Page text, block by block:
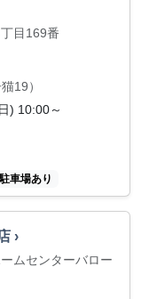
目169番
19）
) 10:00～
車場あり
›
ムセンターバロー